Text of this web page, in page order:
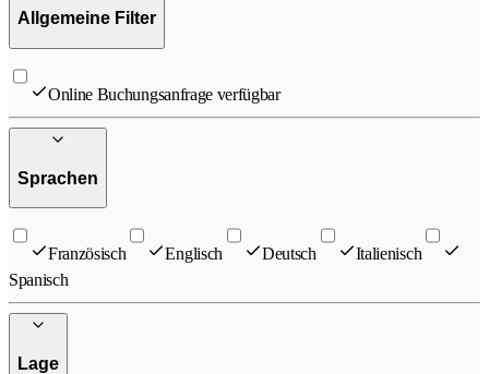
Allgemeine Filter
Online Buchungsanfrage verfügbar
Sprachen
Französisch Englisch Deutsch
Italienisch
Spanisch
Lage